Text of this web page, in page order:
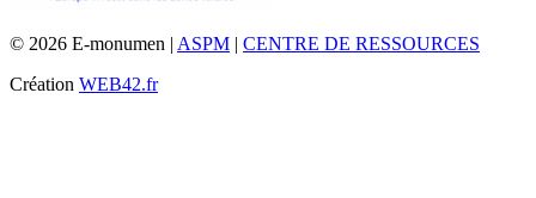
© 2026 E-monumen | ASPM | CENTRE DE RESSOURCES
Création WEB42.fr